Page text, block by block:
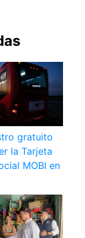
gratuito
la Tarjeta
MOBI en